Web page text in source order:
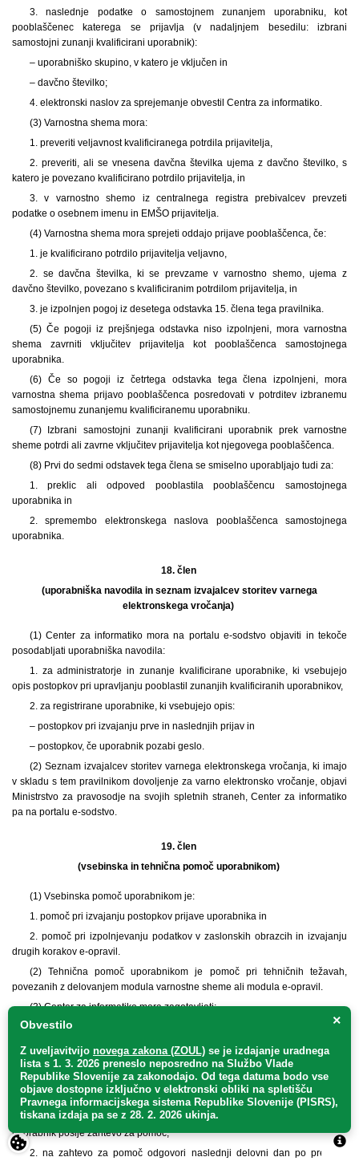
3. naslednje podatke o samostojnem zunanjem uporabniku, kot
pooblaščenec katerega se prijavlja (v nadaljnjem besedilu: izbrani
samostojni zunanji kvalificirani uporabnik):
– uporabniško skupino, v katero je vključen in
– davčno številko;
4. elektronski naslov za sprejemanje obvestil Centra za informatiko.
(3) Varnostna shema mora:
1. preveriti veljavnost kvalificiranega potrdila prijavitelja,
2. preveriti, ali se vnesena davčna številka ujema z davčno številko, s
katero je povezano kvalificirano potrdilo prijavitelja, in
3. v varnostno shemo iz centralnega registra prebivalcev prevzeti
podatke o osebnem imenu in EMŠO prijavitelja.
(4) Varnostna shema mora sprejeti oddajo prijave pooblaščenca, če:
1. je kvalificirano potrdilo prijavitelja veljavno,
2. se davčna številka, ki se prevzame v varnostno shemo, ujema z
davčno številko, povezano s kvalificiranim potrdilom prijavitelja, in
3. je izpolnjen pogoj iz desetega odstavka 15. člena tega pravilnika.
(5) Če pogoji iz prejšnjega odstavka niso izpolnjeni, mora varnostna
shema zavrniti vključitev prijavitelja kot pooblaščenca samostojnega
uporabnika.
(6) Če so pogoji iz četrtega odstavka tega člena izpolnjeni, mora
varnostna shema prijavo pooblaščenca posredovati v potrditev izbranemu
samostojnemu zunanjemu kvalificiranemu uporabniku.
(7) Izbrani samostojni zunanji kvalificirani uporabnik prek varnostne
sheme potrdi ali zavrne vključitev prijavitelja kot njegovega pooblaščenca.
(8) Prvi do sedmi odstavek tega člena se smiselno uporabljajo tudi za:
1. preklic ali odpoved pooblastila pooblaščencu samostojnega
uporabnika in
2. spremembo elektronskega naslova pooblaščenca samostojnega
uporabnika.
18. člen
(uporabniška navodila in seznam izvajalcev storitev varnega
elektronskega vročanja)
(1) Center za informatiko mora na portalu e-sodstvo objaviti in tekoče
posodabljati uporabniška navodila:
1. za administratorje in zunanje kvalificirane uporabnike, ki vsebujejo
opis postopkov pri upravljanju pooblastil zunanjih kvalificiranih uporabnikov,
2. za registrirane uporabnike, ki vsebujejo opis:
– postopkov pri izvajanju prve in naslednjih prijav in
– postopkov, če uporabnik pozabi geslo.
(2) Seznam izvajalcev storitev varnega elektronskega vročanja, ki imajo
v skladu s tem pravilnikom dovoljenje za varno elektronsko vročanje, objavi
Ministrstvo za pravosodje na svojih spletnih straneh, Center za informatiko
pa na portalu e-sodstvo.
19. člen
(vsebinska in tehnična pomoč uporabnikom)
(1) Vsebinska pomoč uporabnikom je:
1. pomoč pri izvajanju postopkov prijave uporabnika in
2. pomoč pri izpolnjevanju podatkov v zaslonskih obrazcih in izvajanju
drugih korakov e-opravil.
(2) Tehnična pomoč uporabnikom je pomoč pri tehničnih težavah,
povezanih z delovanjem modula varnostne sheme ali modula e-opravil.
(3) Center za informatiko mora zagotavljati:
1. vsebinsko pomoč registriranim uporabnikom in notranjim kvalificiranim
2. tehnično pomoč vsem uporabniškim skupinam.
(4) Center za informatiko mora pomoč iz prejšnjega odstavka zagotavljati
tako, da:
1. na portalu e-sodstvo objavi elektronski naslov, na katerega lahko
uporabnik pošlje zahtevo za pomoč,
2. na zahtevo za pomoč odgovori naslednji delovni dan po prejemu
×
Obvestilo
Z uveljavitvijo novega zakona (ZOUL) se je izdajanje uradnega
lista s 1. 3. 2026 preneslo neposredno na Službo Vlade
Republike Slovenije za zakonodajo. Od tega datuma bodo vse
objave dostopne izključno v elektronski obliki na spletišču
Pravnega informacijskega sistema Republike Slovenije (PISRS),
tiskana izdaja pa se z 28. 2. 2026 ukinja.